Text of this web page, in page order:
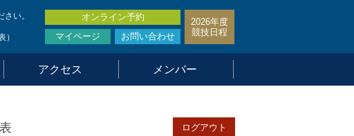
2026年度
競技日程
オンライン予約
マイページ
お問い合わせ
い。
）
アクセス メンバー
ログアウト